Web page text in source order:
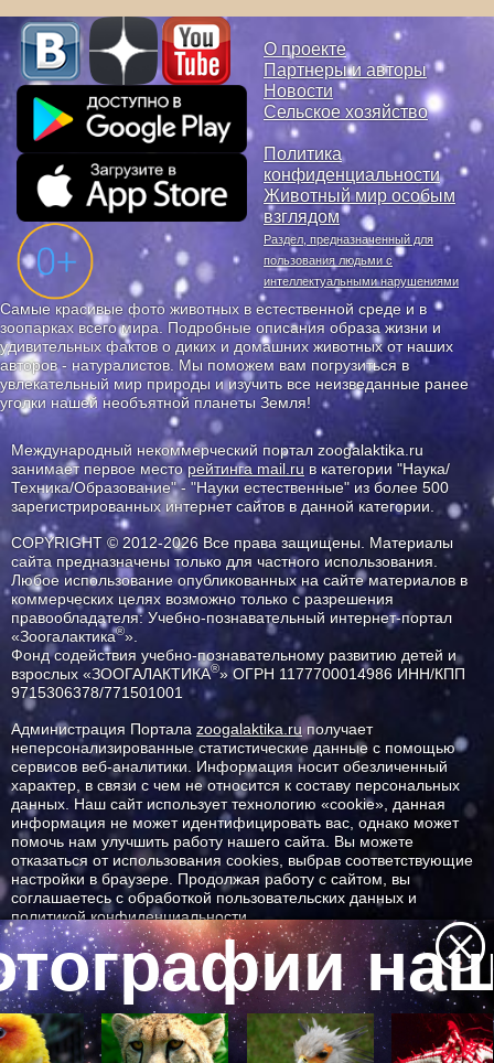
О проекте
Партнеры и авторы
Новости
Сельское хозяйство
Политика
конфиденциальности
Животный мир особым
взглядом
Раздел, предназначенный для
пользования людьми с
интеллектуальными нарушениями
Самые красивые фото животных в естественной среде и в
зоопарках всего мира. Подробные описания образа жизни и
удивительных фактов о диких и домашних животных от наших
авторов - натуралистов. Мы поможем вам погрузиться в
увлекательный мир природы и изучить все неизведанные ранее
уголки нашей необъятной планеты Земля!
Международный некоммерческий портал zoogalaktika.ru
занимает первое месторейтинга mail.ru в категории "Наука/
Техника/Образование" - "Науки естественные" из более 500
зарегистрированных интернет сайтов в данной категории.
COPYRIGHT © 2012-2026 Все права защищены. Материалы
сайта предназначены только для частного использования.
Любое использование опубликованных на сайте материалов в
коммерческих целях возможно только с разрешения
правообладателя: Учебно-познавательный интернет-портал
«Зоогалактика®».
Фонд содействия учебно-познавательному развитию детей и
взрослых «ЗООГАЛАКТИКА®» ОГРН 1177700014986 ИНН/КПП
9715306378/771501001
Администрация Портала zoogalaktika.ruполучает
неперсонализированные статистические данные с помощью
сервисов веб-аналитики. Информация носит обезличенный
характер, в связи с чем не относится к составу персональных
данных. Наш сайт использует технологию «cookie», данная
информация не может идентифицировать вас, однако может
помочь нам улучшить работу нашего сайта. Вы можете
отказаться от использования cookies, выбрав соответствующие
настройки в браузере. Продолжая работу с сайтом, вы
соглашаетесь с обработкой пользовательских данных и
политикой конфиденциальности.
ID ресурса: 5671